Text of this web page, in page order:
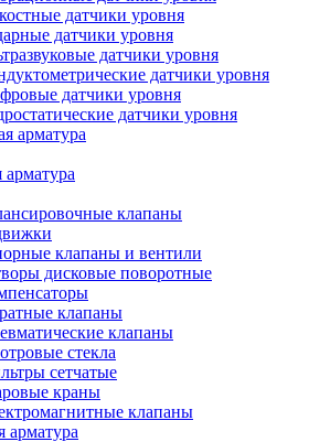
датчики уровня
датчики уровня
датчики уровня
датчики уровня
датчики уровня
датчики уровня
арматура
арматура
клапаны
клапаны и вентили
дисковые поворотные
клапаны
клапаны
стекла
сетчатые
краны
клапаны
арматура